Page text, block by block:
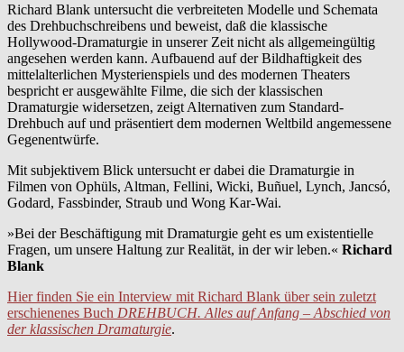
Richard Blank untersucht die verbreiteten Modelle und Schemata
des Drehbuchschreibens und beweist, daß die klassische
Hollywood-Dramaturgie in unserer Zeit nicht als allgemeingültig
angesehen werden kann. Aufbauend auf der Bildhaftigkeit des
mittelalterlichen Mysterienspiels und des modernen Theaters
bespricht er ausgewählte Filme, die sich der klassischen
Dramaturgie widersetzen, zeigt Alternativen zum Standard-
Drehbuch auf und präsentiert dem modernen Weltbild angemessene
Gegenentwürfe.
Mit subjektivem Blick untersucht er dabei die Dramaturgie in
Filmen von Ophüls, Altman, Fellini, Wicki, Buñuel, Lynch, Jancsó,
Godard, Fassbinder, Straub und Wong Kar-Wai.
»Bei der Beschäftigung mit Dramaturgie geht es um existentielle
Fragen, um unsere Haltung zur Realität, in der wir leben.« Richard
Blank
Hier finden Sie ein Interview mit Richard Blank über sein zuletzt
erschienenes Buch DREHBUCH. Alles auf Anfang – Abschied von
der klassischen Dramaturgie.